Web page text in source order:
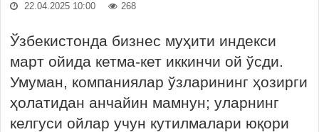
22.04.2025 10:00 268
Ўзбекистонда бизнес муҳити индекси
март ойида кетма-кет иккинчи ой ўсди.
Умуман, компаниялар ўзларининг ҳозирги
ҳолатидан анчайин мамнун; уларнинг
келгуси ойлар учун кутилмалари юқори